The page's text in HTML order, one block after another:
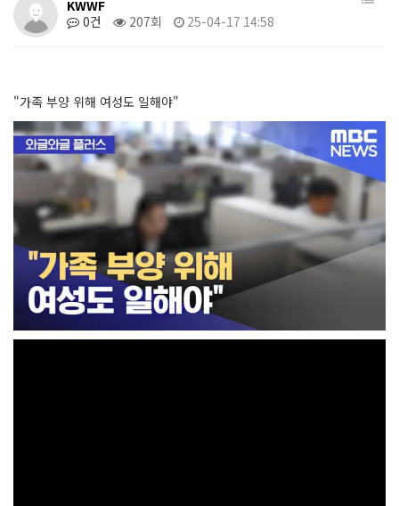
KWWF
0건
207회 25-04-17 14:58
"가족 부양 위해 여성도 일해야"